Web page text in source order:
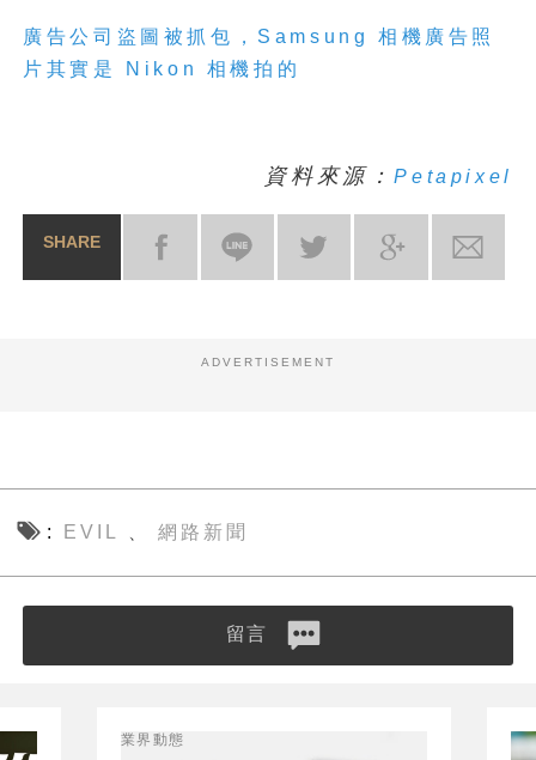
廣告公司盜圖被抓包，Samsung 相機廣告照
片其實是 Nikon 相機拍的
資料來源：Petapixel
SHARE
ADVERTISEMENT
EVIL 、 網路新聞
留言
業界動態